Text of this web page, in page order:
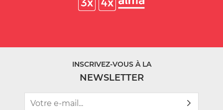
INSCRIVEZ-VOUS À LA
NEWSLETTER